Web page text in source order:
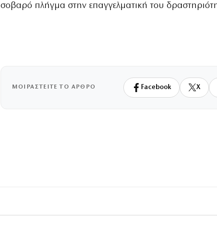
σοβαρό πλήγμα στην επαγγελματική του
ΜΟΙΡΑΣΤΕΙΤΕ ΤΟ ΑΡΘΡΟ Facebook X